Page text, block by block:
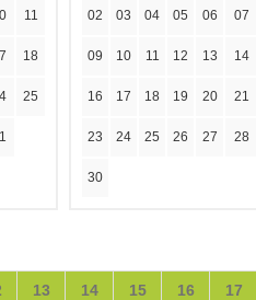
11
18
25
02 03 04 05 06 07
09 10 11 12 13 14
16 17 18 19 20 21
23 24 25 26 27 28
30
13 14 15 16 17